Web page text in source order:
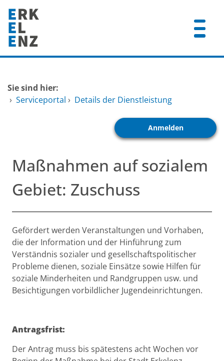
Zum Hauptinhalt springen
Dienstleistungen A-Z
Sie sind hier:
› Serviceportal › Details der Dienstleistung
Anmelden
Maßnahmen auf sozialem
Gebiet: Zuschuss
Beschreibung
Gefördert werden Veranstaltungen und Vorhaben,
die der Information und der Hinführung zum
Verständnis sozialer und gesellschaftspolitischer
Probleme dienen, soziale Einsätze sowie Hilfen für
soziale Minderheiten und Randgruppen usw. und
Besichtigungen vorbildlicher Jugendeinrichtungen.
Antragsfrist:
Der Antrag muss bis spätestens acht Wochen vor